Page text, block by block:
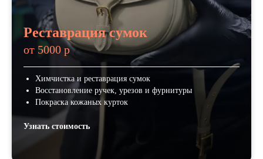
Реставрация сумок
от 5000 р
Химчистка и реставрация сумок
Восстановление ручек, урезов и фурнитуры
Покраска кожаных курток
Узнать стоимость